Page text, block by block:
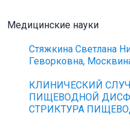
Медицинские науки
Стяжкина Светлана
Геворковна,
КЛИНИЧЕСКИЙ
ПИЩЕВОДНОЙ
СТРИКТУРА